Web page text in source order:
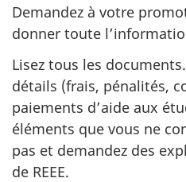
Demandez à votre
donner toute
Lisez tous les
détails (frais, pénalités,
paiements d’aide aux
éléments que vous ne
pas et demandez des
de REEE.